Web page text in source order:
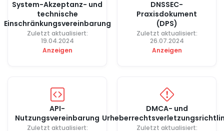
System-Akzeptanz- und
technische
Einschränkungsvereinbarung
Zuletzt aktualisiert:
19.04.2024
Anzeigen
DNSSEC-
Praxisdokument
(DPS)
Zuletzt aktualisiert:
26.07.2024
Anzeigen
API-
Nutzungsvereinbarung
Zuletzt aktualisiert:
DMCA- und
Zuletzt aktualisiert: